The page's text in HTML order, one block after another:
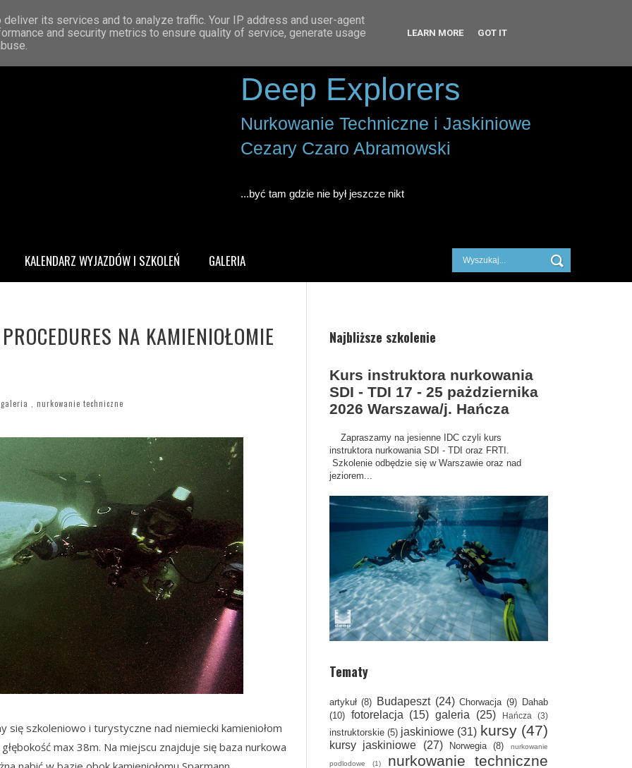
Deep Explorers
Nurkowanie Techniczne i Jaskiniowe
Cezary Czaro Abramowski
...być tam gdzie nie był jeszcze nikt
KALENDARZ WYJAZDÓW I SZKOLEŃ GALERIA
NA KAMIENIOŁOMIE
galeria , nurkowanie techniczne
szkoleniowo i turystyczne nad niemiecki kamieniołom
max 38m. Na miejscu znajduje się baza nurkowa
Najbliższe szkolenie
Kurs instruktora nurkowania
SDI - TDI 17 - 25 pażdziernika
2026 Warszawa/j. Hańcza
Zapraszamy na jesienne IDC czyli kurs
instruktora nurkowania SDI - TDI oraz FRTI.
Szkolenie odbędzie się w Warszawie oraz nad
jeziorem...
Tematy
artykuł (8) Budapeszt (24) Chorwacja (9) Dahab
(10)
fotorelacja (15) galeria (25) Hańcza (3)
instruktorskie (5) jaskiniowe (31) kursy (47)
kursy jaskiniowe (27) Norwegia (8) nurkowanie
podlodowe (1)
nurkowanie techniczne
its services and to analyze traffic. Your IP address and user-agent
and security metrics to ensure quality of service, generate usage
LEARN MORE GOT IT